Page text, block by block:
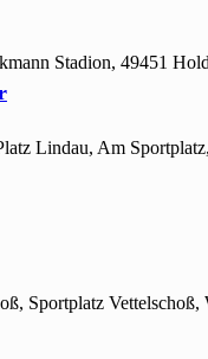
Stadion, 49451
Lindau, Am
Sportplatz